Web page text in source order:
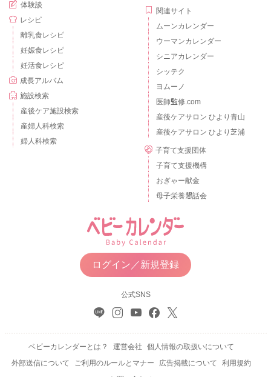
体験談
レシピ
離乳食レシピ
妊娠食レシピ
妊活食レシピ
成長アルバム
施設検索
産後ケア施設検索
産婦人科検索
婦人科検索
関連サイト
ムーンカレンダー
ウーマンカレンダー
シニアカレンダー
シッテク
ヨムーノ
医師監修.com
産後ケアサロン ひより青山
産後ケアサロン ひより芝浦
子育て支援団体
子育て支援機構
おぎゃー献金
母子栄養懇話会
ログイン／新規登録
公式SNS
ベビーカレンダーとは？ 運営会社
個人情報の取扱いについて
外部送信について
ご利用のルールとマナー 広告掲載について
利用規約